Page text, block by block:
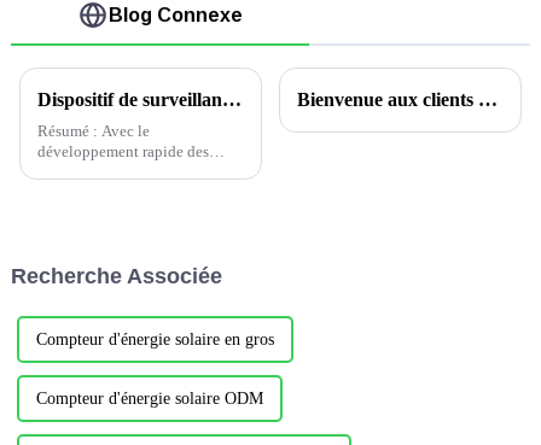
Blog Connexe
Dispositif de surveillance de distribution de précision pour centre de données en Serbie
Résumé : Avec le
développement rapide des
énergétique et de réduire les
Bienvenue aux clients gabonais chez Acrel pour des échanges techniques
Recherche Associée
Compteur d'énergie solaire en gros
Compteur d'énergie solaire ODM